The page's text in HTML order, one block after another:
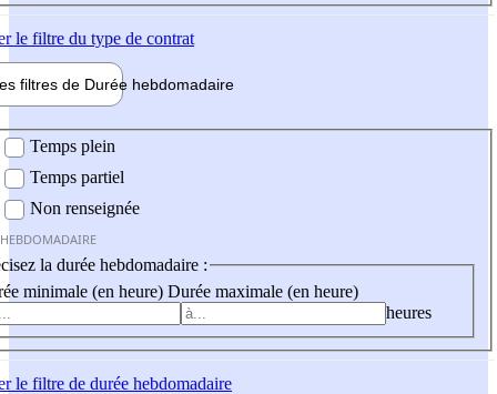
le filtre du type de contrat
filtres de Durée hebdomadaire
Temps plein
Temps partiel
Non renseignée
la durée hebdomadaire :
minimale (en heure) Durée maximale (en heure)
heures
le filtre de durée hebdomadaire